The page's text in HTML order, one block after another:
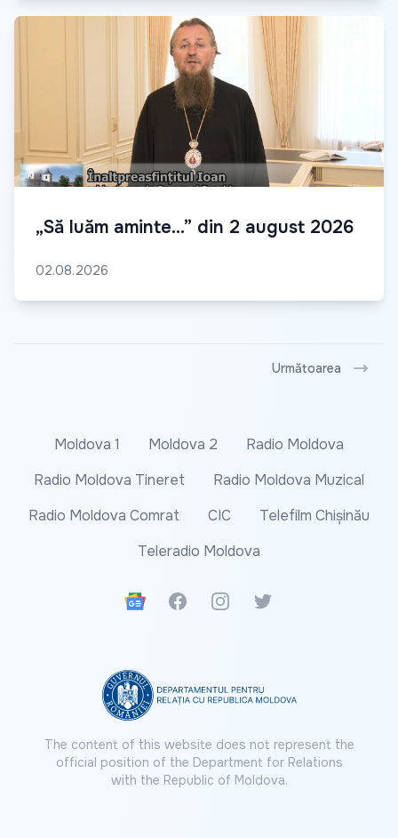
„Să luăm aminte...” din 2 august 2026
02.08.2026
Următoarea
Moldova 1 Moldova 2
Radio Moldova
Radio Moldova Tineret
Radio Moldova Muzical
Radio Moldova Comrat
CIC
Telefilm Chișinău
Teleradio Moldova
Google News
FacebookInstagramTwitter
The content of this website does not represent the
official position of the Department for Relations
with the Republic of Moldova.